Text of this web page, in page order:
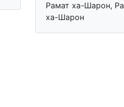
Рамат ха-Шарон,
ха-Шарон